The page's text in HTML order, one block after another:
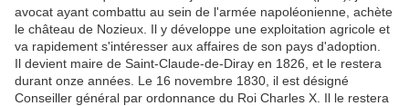
avocat ayant combattu au sein de l'armée napoléonienne, achète
le château de Nozieux. Il y développe une exploitation agricole et
va rapidement s'intéresser aux affaires de son pays d'adoption.
Il devient maire de Saint-Claude-de-Diray en 1826, et le restera
durant onze années. Le 16 novembre 1830, il est désigné
Conseiller général par ordonnance du Roi Charles X. Il le restera